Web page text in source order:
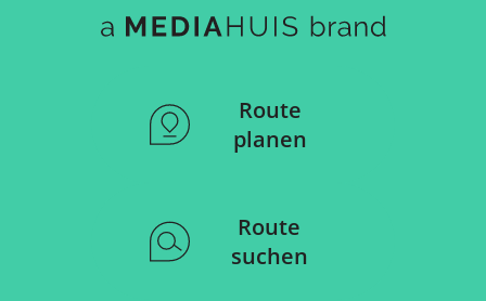
Route
planen
Route
suchen